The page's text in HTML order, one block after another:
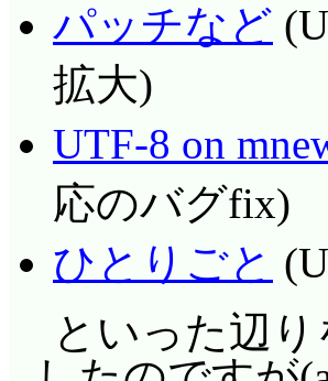
パッチなど
拡大)
UTF-8 on
応のバグfix)
ひとりごと
といった辺